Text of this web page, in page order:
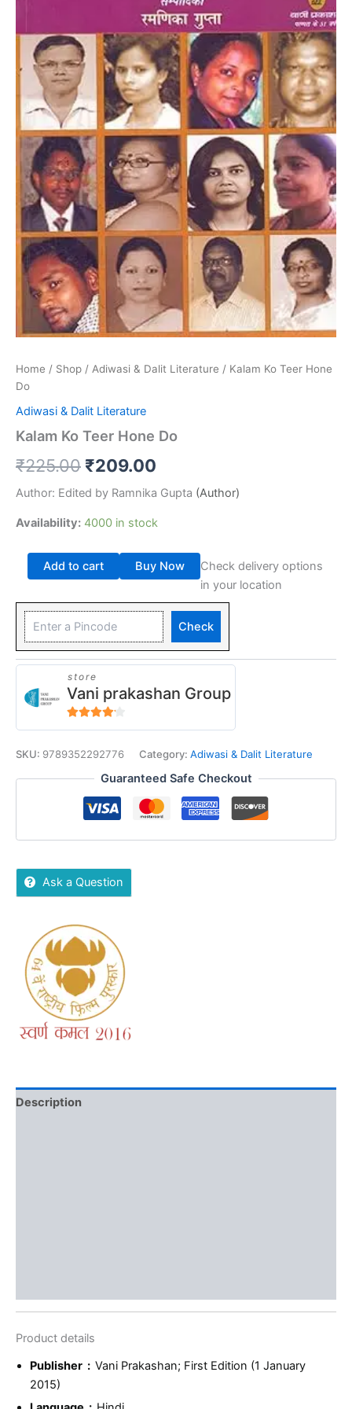
Home / Shop / Adiwasi & Dalit Literature / Kalam Ko Teer Hone
Do
Adiwasi & Dalit Literature
Kalam Ko Teer Hone Do
₹225.00 ₹209.00
Author: Edited by Ramnika Gupta (Author)
Availability: 4000 in stock
Add to cart Buy Now
Check delivery options
in your location
Check
store
Vani prakashan Group
4out of 5
SKU: 9789352292776 Category: Adiwasi & Dalit Literature
Guaranteed Safe Checkout
Ask a Question
Description
Product details
Publisher ‏ : ‎ Vani Prakashan; First Edition (1 January
2015)